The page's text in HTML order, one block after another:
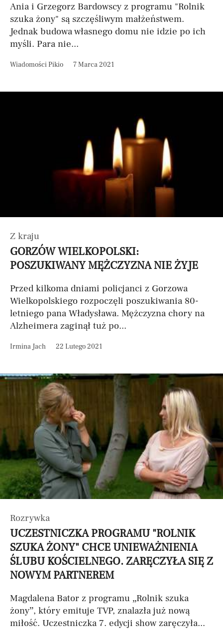
Ania i Grzegorz Bardowscy z programu "Rolnik
szuka żony" są szczęśliwym małżeństwem.
Jednak budowa własnego domu nie idzie po ich
myśli. Para nie...
Wiadomości Pikio 7 Marca 2021
Z kraju
GORZÓW WIELKOPOLSKI:
POSZUKIWANY MĘŻCZYZNA NIE ŻYJE
Przed kilkoma dniami policjanci z Gorzowa
Wielkopolskiego rozpoczęli poszukiwania 80-
letniego pana Władysława. Mężczyzna chory na
Alzheimera zaginął tuż po...
Irmina Jach 22 Lutego 2021
Rozrywka
UCZESTNICZKA PROGRAMU "ROLNIK
SZUKA ŻONY" CHCE UNIEWAŻNIENIA
ŚLUBU KOŚCIELNEGO. ZARĘCZYŁA SIĘ Z
NOWYM PARTNEREM
Magdalena Bator z programu „Rolnik szuka
żony”, który emituje TVP, znalazła już nową
miłość. Uczestniczka 7. edycji show zaręczyła...